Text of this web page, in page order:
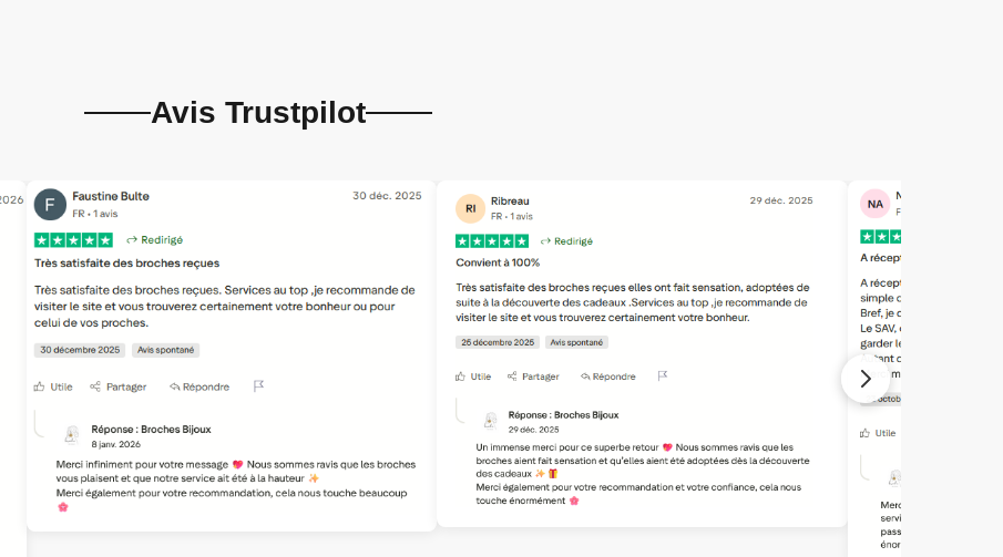
Avis Trustpilot